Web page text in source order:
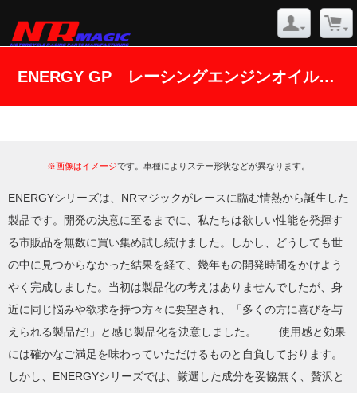
ENERGY GP レーシングエンジンオイル(5W-20) [限界を超えるひと押し!] 内容量:1L
※画像はイメージです。車種によりステー形状などが異なります。
ENERGYシリーズは、NRマジックがレースに臨む情熱から誕生した
製品です。開発の決意に至るまでに、私たちは欲しい性能を発揮す
る市販品を無数に買い集め試し続けました。しかし、どうしても世
の中に見つからなかった結果を経て、幾年もの開発時間をかけよう
やく完成しました。当初は製品化の考えはありませんでしたが、身
近に同じ悩みや欲求を持つ方々に要望され、「多くの方に喜びを与
えられる製品だ!」と感じ製品化を決意しました。 使用感と効果
には確かなご満足を味わっていただけるものと自負しております。
しかし、ENERGYシリーズでは、厳選した成分を妥協無く、贅沢と